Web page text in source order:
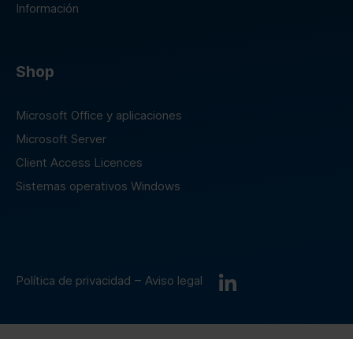
Información
Shop
Microsoft Office y aplicaciones
Microsoft Server
Client Access Licences
Sistemas operativos Windows
Política de privacidad – Aviso legal